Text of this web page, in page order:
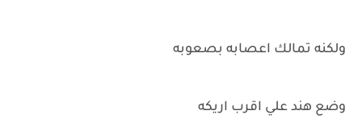
ولكنه تمالك اعصابه بصعوبه
وضع هند علي اقرب اريكه